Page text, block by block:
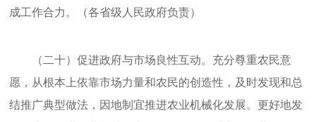
成工作合力。（各省级人民政府负责）
（二十）促进政府与市场良性互动。充分尊重农民意
愿，从根本上依靠市场力量和农民的创造性，及时发现和总
结推广典型做法，因地制宜推进农业机械化发展。更好地发